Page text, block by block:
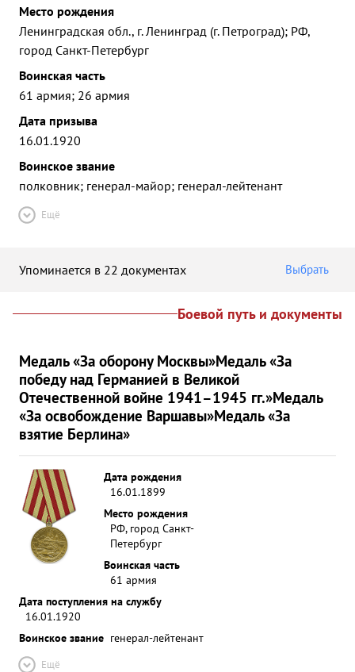
Место рождения
Ленинградская обл., г. Ленинград (г. Петроград); РФ,
город Санкт-Петербург
Воинская часть
61 армия; 26 армия
Дата призыва
16.01.1920
Воинское звание
полковник; генерал-майор; генерал-лейтенант
Ещё
Упоминается в 22 документах Выбрать
Боевой путь и документы
Медаль «За оборону Москвы»Медаль «За
победу над Германией в Великой
Отечественной войне 1941–1945 гг.»Медаль
«За освобождение Варшавы»Медаль «За
взятие Берлина»
Дата рождения
16.01.1899
Место рождения
РФ, город Санкт-
Петербург
Воинская часть
61 армия
Дата поступления на службу
16.01.1920
Воинское звание генерал-лейтенант
Ещё